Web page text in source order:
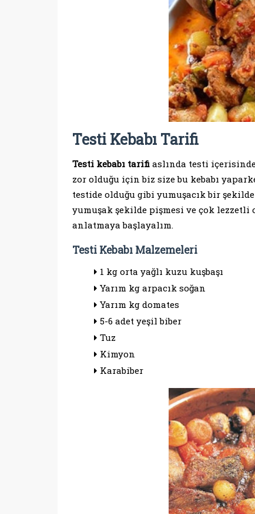
Testi Kebabı Tarifi
Testi kebabı tarifiaslında testi
zor olduğu için biz size bu kebabı
testide olduğu gibi yumuşacık bir
yumuşak şekilde pişmesi ve çok lezzetli
anlatmaya başlayalım.
Testi Kebabı Malzemeleri
1 kg orta yağlı kuzu kuşbaşı
Yarım kg arpacık soğan
Yarım kg domates
5-6 adet yeşil biber
Tuz
Kimyon
Karabiber